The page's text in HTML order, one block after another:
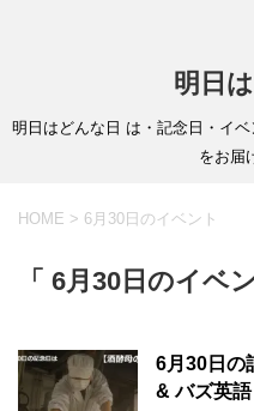
明日
明日はどんな日 は・記念日・イ
をお届
HOME > 6月30日のイベント
「 6月30日のイベ
6月30日の
& バズ英語